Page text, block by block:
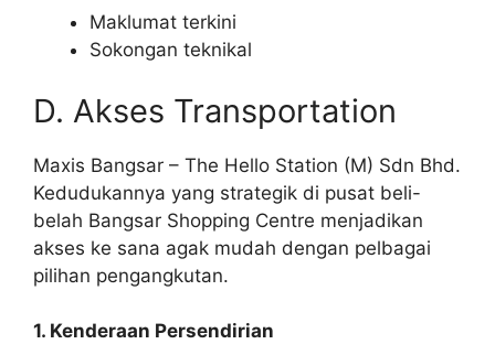
Maklumat terkini
Sokongan teknikal
D. Akses Transportation
Maxis Bangsar – The Hello Station (M) Sdn Bhd.
Kedudukannya yang strategik di pusat beli-
belah Bangsar Shopping Centre menjadikan
akses ke sana agak mudah dengan pelbagai
pilihan pengangkutan.
1. Kenderaan Persendirian